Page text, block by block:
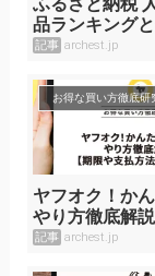
ふるさと納税
品ランキング
ブログ紹介
記事 archest.jp
お得な買い方徹底研
ヤフオク！か
やり方徹底解
払方法変更など
記事 archest.jp